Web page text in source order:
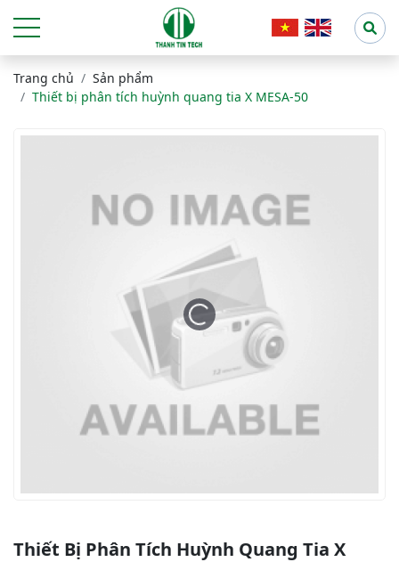
Trang chủ
Sản phẩm
Thiết bị phân tích huỳnh quang tia X MESA-50
Thiết Bị Phân Tích Huỳnh Quang Tia X